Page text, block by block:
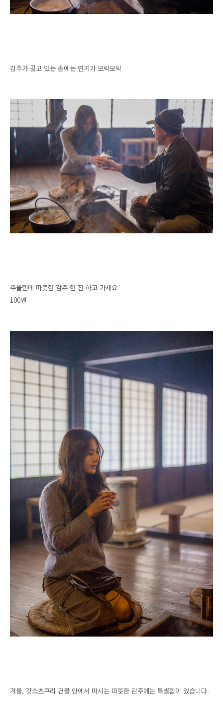
감주가 끓고 있는 솥에는 연기가 모락모락
추울텐데 따뜻한 감주 한 잔 하고 가세요
100엔
겨울, 갓쇼츠쿠리 건물 안에서 마시는 따뜻한 감주에는 특별함이 있습니다.